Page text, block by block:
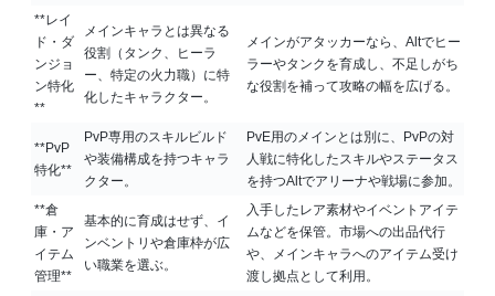
**レイ
ド・ダ
ンジョ
ン特化
**
メインキャラとは異なる
役割（タンク、ヒーラ
ー、特定の火力職）に特
化したキャラクター。
メインがアタッカーなら、Altでヒー
ラーやタンクを育成し、不足しがち
な役割を補って攻略の幅を広げる。
**PvP
特化**
PvP専用のスキルビルド
や装備構成を持つキャラ
クター。
PvE用のメインとは別に、PvPの対
人戦に特化したスキルやステータス
を持つAltでアリーナや戦場に参加。
**倉
庫・ア
イテム
管理**
基本的に育成はせず、イ
ンベントリや倉庫枠が広
い職業を選ぶ。
入手したレア素材やイベントアイテ
ムなどを保管。市場への出品代行
や、メインキャラへのアイテム受け
渡し拠点として利用。